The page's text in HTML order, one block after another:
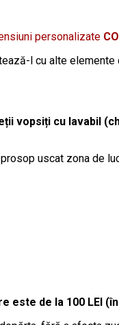
personalizate
l cu alte elemente
vopsiți cu lavabil
uscat zona de
de la 100 LEI